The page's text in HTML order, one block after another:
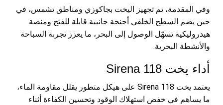
وفي المقدمة، تم تجهيز اليخت بجاكوزي ومناطق تشمس، في
حين يضم السطح الخلفي أجنحة جانبية قابلة للفتح ومنصة
هيدروليكية تسهّل الوصول إلى البحر، ما يعزز تجربة السباحة
والأنشطة البحرية.
أداء يخت Sirena 118
يعتمد يخت Sirena 118 على هيكل متطور يقلل مقاومة الماء،
ما يساهم في خفض استهلاك الوقود وتحسين الكفاءة أثناء